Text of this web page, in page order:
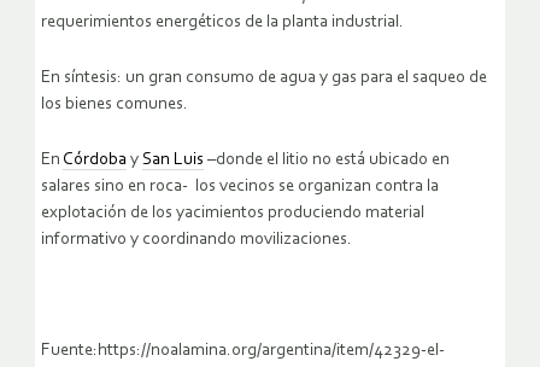
requerimientos energéticos de la planta industrial.
En síntesis: un gran consumo de agua y gas para el saqueo de
los bienes comunes.
En Córdoba y San Luis –donde el litio no está ubicado en
salares sino en roca- los vecinos se organizan contra la
explotación de los yacimientos produciendo material
informativo y coordinando movilizaciones.
Fuente:https://noalamina.org/argentina/item/42329-el-